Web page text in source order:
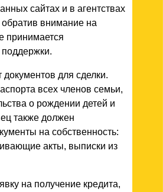
сайтах и в агентствах
внимание на
принимается
документов для сделки.
всех членов семьи,
о рождении детей и
также должен
на собственность:
акты, выписки из
на получение кредита,